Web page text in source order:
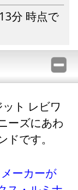
分 時点で
ト レビワ
ーズにあわ
です。
メーカーが